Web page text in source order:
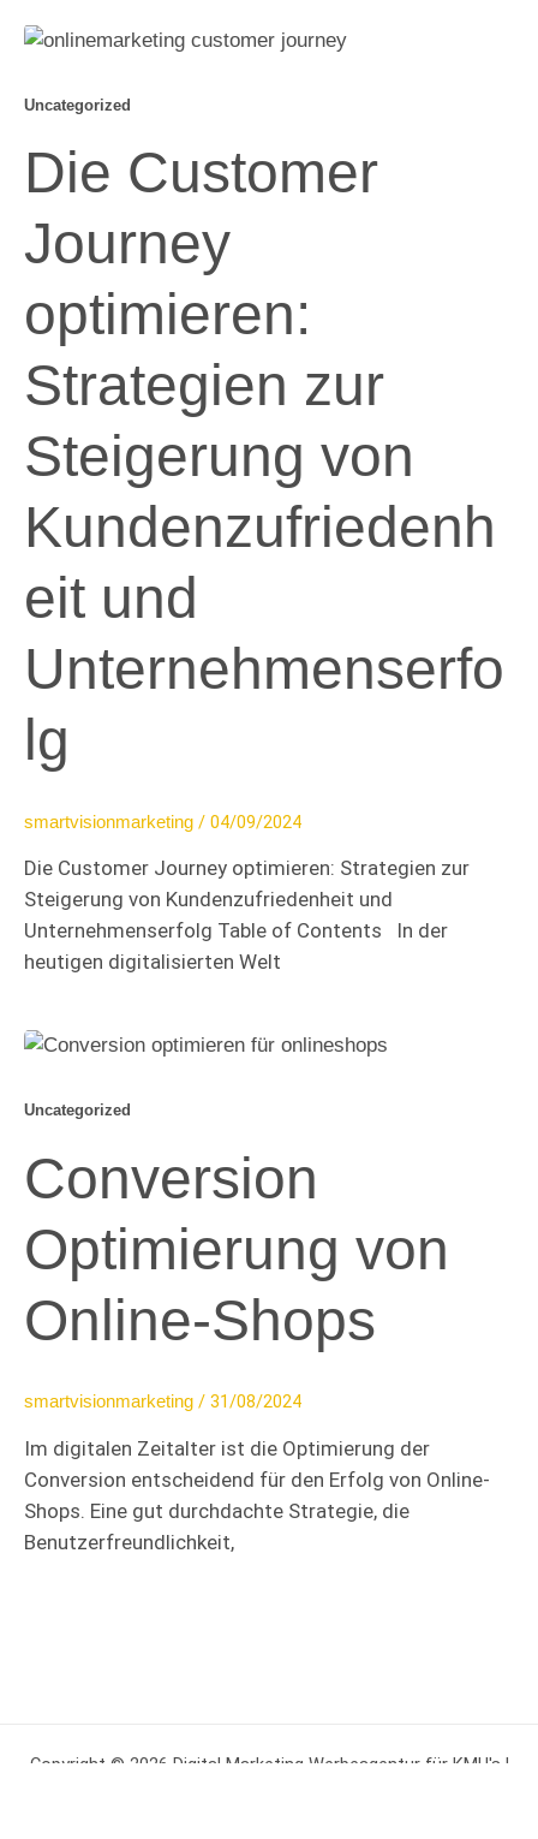
Uncategorized
Die Customer
Journey
optimieren:
Strategien zur
Steigerung von
Kundenzufriedenh
eit und
Unternehmenserfo
lg
smartvisionmarketing / 04/09/2024
Die Customer Journey optimieren: Strategien zur
Steigerung von Kundenzufriedenheit und
Unternehmenserfolg Table of Contents In der
heutigen digitalisierten Welt
Uncategorized
Conversion
Optimierung von
Online-Shops
smartvisionmarketing / 31/08/2024
Im digitalen Zeitalter ist die Optimierung der
Conversion entscheidend für den Erfolg von Online-
Shops. Eine gut durchdachte Strategie, die
Benutzerfreundlichkeit,
Copyright © 2026 Digital Marketing Werbeagentur für KMU's |